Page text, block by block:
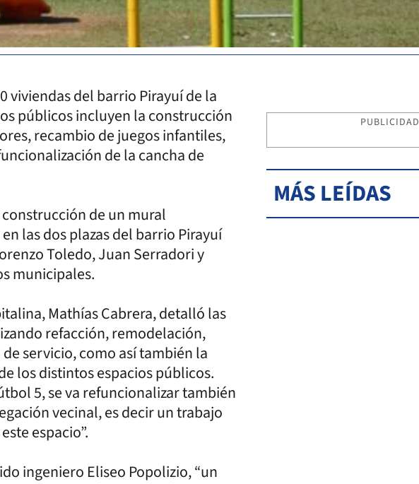
viviendas del barrio Pirayuí de la
públicos incluyen la construcción
recambio de juegos infantiles,
de la cancha de
de un mural
las dos plazas del barrio Pirayuí
Toledo, Juan Serradori y
municipales.
Mathías Cabrera, detalló las
refacción, remodelación,
servicio, como así también la
los distintos espacios públicos.
5, se va refuncionalizar también
vecinal, es decir un trabajo
espacio”.
ingeniero Eliseo Popolizio, “un
PUBLICIDAD
MÁS LEÍDAS